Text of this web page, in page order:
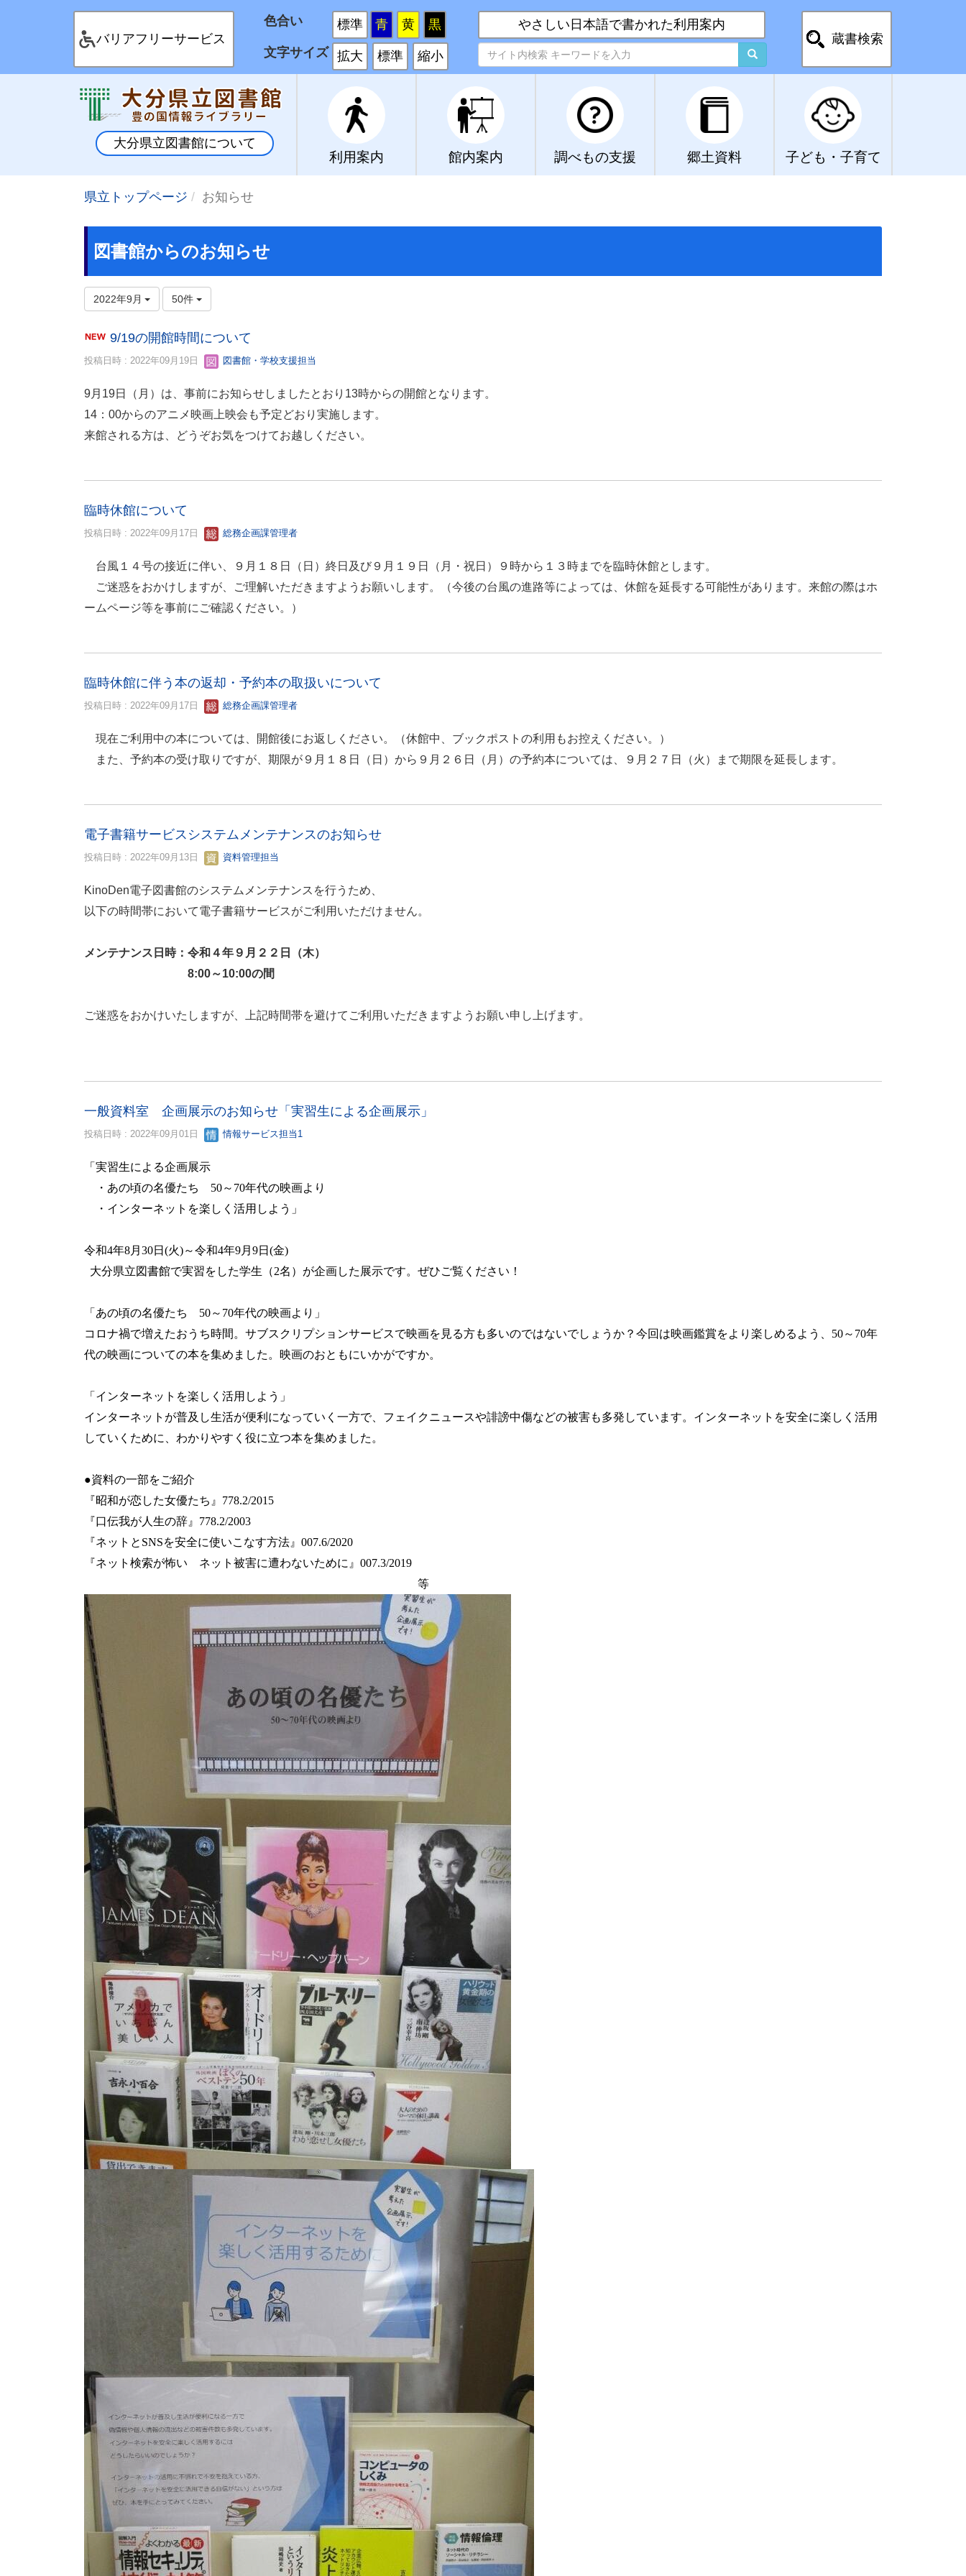
バリアフリーサービス
色合い 標準 青 黄
黒
文字サイズ 拡大 標準 縮小
やさしい日本語で書かれた利用案内
蔵書検索
大分県立図書館について
利用案内 館内案内 調べもの支援 郷土資料 子ども・子育て
県立トップページ お知らせ
図書館からのお知らせ
2022年9月 50件
9/19の開館時間について
投稿日時 : 2022年09月19日 図書館・学校支援担当
9月19日（月）は、事前にお知らせしましたとおり13時からの開館となります。
14：00からのアニメ映画上映会も予定どおり実施します。
来館される方は、どうぞお気をつけてお越しください。
臨時休館について
投稿日時 : 2022年09月17日 総務企画課管理者
台風１４号の接近に伴い、９月１８日（日）終日及び９月１９日（月・祝日）９時から１３時までを臨時休館とします。
ご迷惑をおかけしますが、ご理解いただきますようお願いします。（今後の台風の進路等によっては、休館を延長する可能性があります。来館の際はホ
ームページ等を事前にご確認ください。）
臨時休館に伴う本の返却・予約本の取扱いについて
投稿日時 : 2022年09月17日 総務企画課管理者
現在ご利用中の本については、開館後にお返しください。（休館中、ブックポストの利用もお控えください。）
また、予約本の受け取りですが、期限が９月１８日（日）から９月２６日（月）の予約本については、９月２７日（火）まで期限を延長します。
電子書籍サービスシステムメンテナンスのお知らせ
投稿日時 : 2022年09月13日 資料管理担当
KinoDen電子図書館のシステムメンテナンスを行うため、
以下の時間帯において電子書籍サービスがご利用いただけません。
メンテナンス日時：令和４年９月２２日（木）
8:00～10:00の間
ご迷惑をおかけいたしますが、上記時間帯を避けてご利用いただきますようお願い申し上げます。
一般資料室 企画展示のお知らせ「実習生による企画展示」
投稿日時 : 2022年09月01日 情報サービス担当1
「実習生による企画展示
・あの頃の名優たち 50～ 70年代の映画より
・インターネット を楽しく活用しよう 」
令和4年8月 30日 (火)～令和4年9月 9日 (金)
大分県立図書館で実習をした学生（2名）が企画した展示です。ぜひご覧ください！
「 あの頃の名優たち 50～ 70年代の映画より」
コロナ禍で増えたおうち時間。サブスクリプションサービスで映画を見る方も多いのではないでしょうか？今回は映画鑑賞をより楽しめるよう、 50～ 70年
代の映画についての本を集めました。映画のおともにいかがですか。
「インターネットを楽しく活用しよう」
インターネットが普及し生活が便利になっていく一方で、フェイクニュースや誹謗中傷などの被害も多発しています。インターネットを安全に楽しく活用
していくために、わかりやすく役に立つ本を集めました。
●資料の一部をご紹介
『昭和が恋した女優たち』 778.2/2015
『口伝我が人生の辞』 778.2/2003
『ネットと SNSを安全に使いこなす方法』 007.6/2020
『ネット検索が怖い ネット被害に遭わないために』 007.3/2019
等